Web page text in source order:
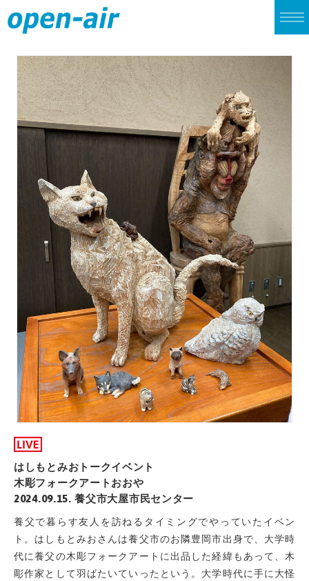
LIVE
CINEMA
ALBUM
SINGLE
ARCHIVES
はしもとみおトークイベント
木彫フォークアートおおや
2024.09.15. 養父市大屋市民センター
養父で暮らす友人を訪ねるタイミングでやっていたイベン
ト。はしもとみおさんは養父市のお隣豊岡市出身で、大学時
代に養父の木彫フォークアートに出品した経緯もあって、木
彫作家として羽ばたいていったという。大学時代に手に大怪